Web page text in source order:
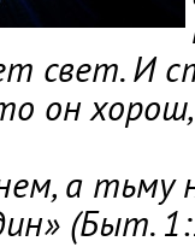
свет. И
он
а тьму
(Быт.